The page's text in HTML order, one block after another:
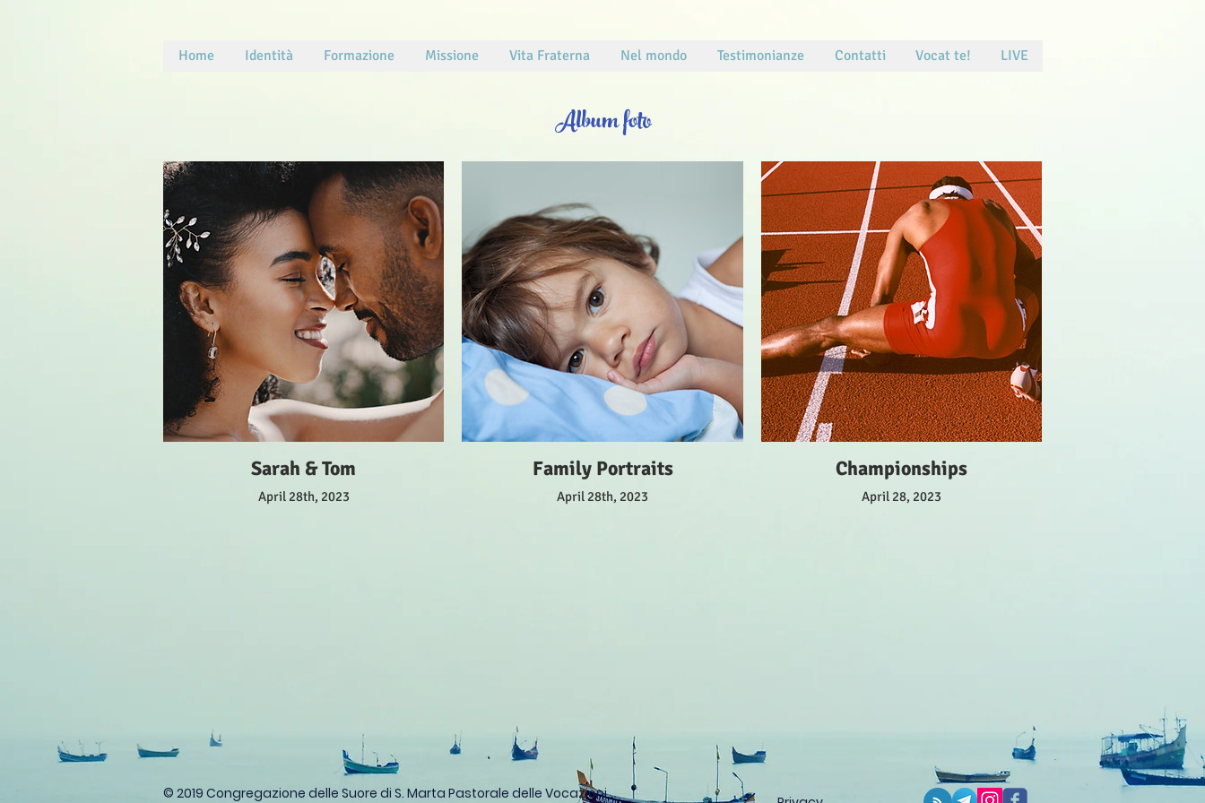
Home Identità Formazione Missione Vita Fraterna Nel mondo Testimonianze Contatti Vocat te! LIVE
Album foto
Sarah & Tom
April 28th, 2023
Family Portraits
April 28th, 2023
Championships
April 28, 2023
© 2019 Congregazione delle Suore di S. Marta Pastorale delle Vocazioni